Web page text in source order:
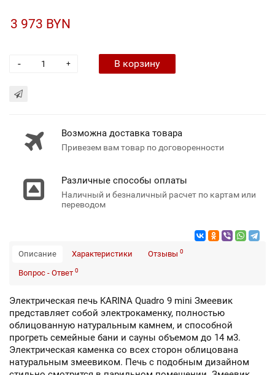
3 973 BYN
+
- В корзину
Возможна доставка товара
Привезем вам товар по договоренности
Различные способы оплаты
Наличный и безналичный расчет по картам или
переводом
Описание Характеристики Отзывы 0
Вопрос - Ответ 0
Электрическая печь KARINA Quadro 9 mini Змеевик
представляет собой электрокаменку, полностью
облицованную натуральным камнем, и способной
прогреть семейные бани и сауны объемом до 14 м3.
Электрическая каменка со всех сторон облицована
натуральным змеевиком. Печь с подобным дизайном